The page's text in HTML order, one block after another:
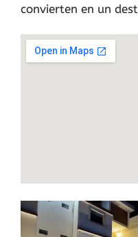
convierten en un